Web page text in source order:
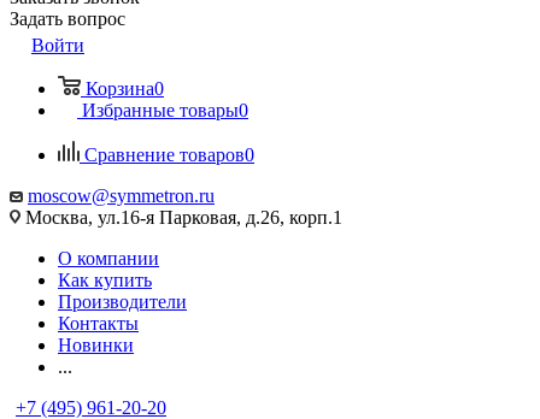
Задать вопрос
Войти
Корзина0
Избранные товары0
Сравнение товаров0
moscow@symmetron.ru
Москва, ул.16-я Парковая, д.26, корп.1
О компании
Как купить
Производители
Контакты
Новинки
...
+7 (495) 961-20-20